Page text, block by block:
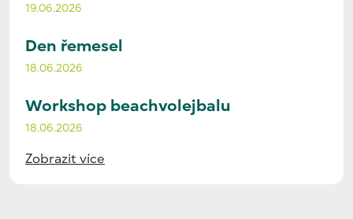
19.06.2026
Den řemesel
18.06.2026
Workshop beachvolejbalu
18.06.2026
Zobrazit více